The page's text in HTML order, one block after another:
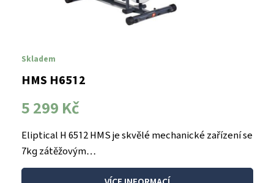
Skladem
HMS H6512
5 299 Kč
Eliptical H 6512 HMS je skvělé mechanické zařízení se
7kg zátěžovým…